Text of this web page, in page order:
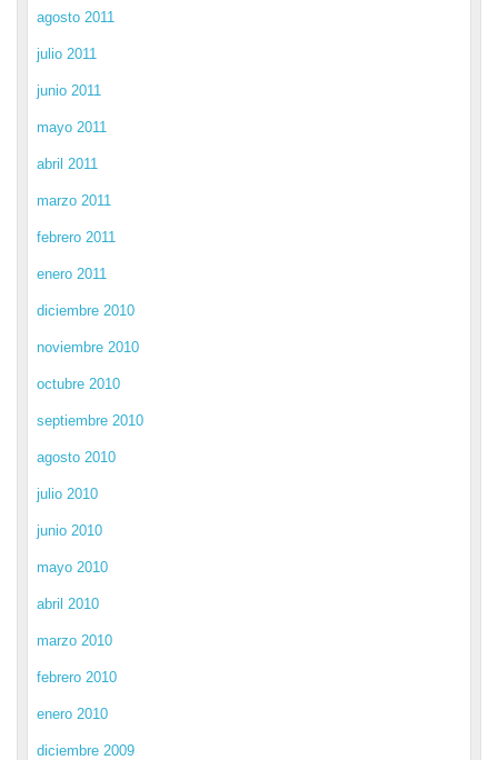
agosto 2011
julio 2011
junio 2011
mayo 2011
abril 2011
marzo 2011
febrero 2011
enero 2011
diciembre 2010
noviembre 2010
octubre 2010
septiembre 2010
agosto 2010
julio 2010
junio 2010
mayo 2010
abril 2010
marzo 2010
febrero 2010
enero 2010
diciembre 2009